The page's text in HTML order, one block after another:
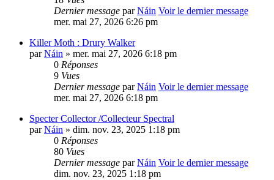
Dernier message parNáin Voir le dernier message
mer. mai 27, 2026 6:26 pm
Killer Moth : Drury Walker
parNáin » mer. mai 27, 2026 6:18 pm
0 Réponses
9 Vues
Dernier message parNáin Voir le dernier message
mer. mai 27, 2026 6:18 pm
Specter Collector /Collecteur Spectral
parNáin » dim. nov. 23, 2025 1:18 pm
0 Réponses
80 Vues
Dernier message parNáin Voir le dernier message
dim. nov. 23, 2025 1:18 pm